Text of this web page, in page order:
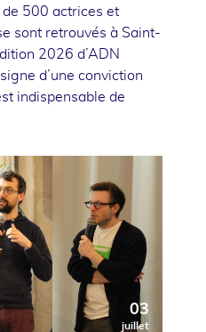
de 500 actrices et
sont retrouvés à Saint-
2026 d’ADN
d’une conviction
indispensable de
03
juillet